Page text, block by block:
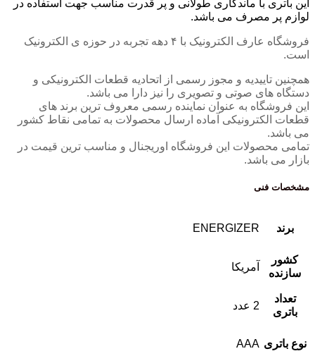
این باتری با ماندگاری طولانی و پر قدرت مناسب جهت استفاده در
لوازم پر مصرف می باشد.
فروشگاه عارف الکترونیک با ۴ دهه تجربه در حوزه ی الکترونیک
است.
همچنین تاییدیه و مجوز رسمی از اتحادیه قطعات الکترونیکی و
دستگاه های صوتی و تصویری را نیز دارا می باشد.
این فروشگاه به عنوان نماینده رسمی معروف ترین برند های
قطعات الکترونیکی آماده ارسال محصولات به تمامی نقاط کشور
می باشد.
تمامی محصولات این فروشگاه اوریجنال و مناسب ترین قیمت در
بازار می باشد.
مشخصات فنی
برند ENERGIZER
کشور
سازنده
آمریکا
تعداد
باتری
2 عدد
نوع باتری AAA